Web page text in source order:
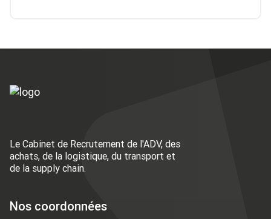
Le Cabinet de Recrutement de l'ADV, des
achats, de la logistique, du transport et
de la supply chain.
Nos coordonnées